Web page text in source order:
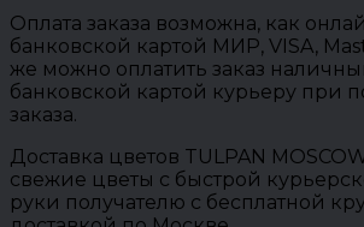
Оплата заказа возможна, как
банковской картой МИР, VISA,
же можно оплатить заказ
банковской картой курьеру при
заказа.
Доставка цветов TULPAN
свежие цветы с быстрой
руки получателю с бесплатной